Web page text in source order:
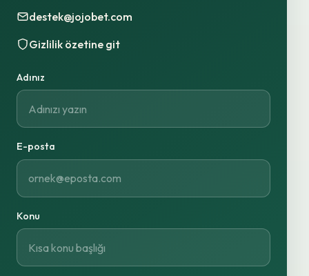
destek@jojobet.com
Gizlilik özetine git
Adınız
E-posta
Konu